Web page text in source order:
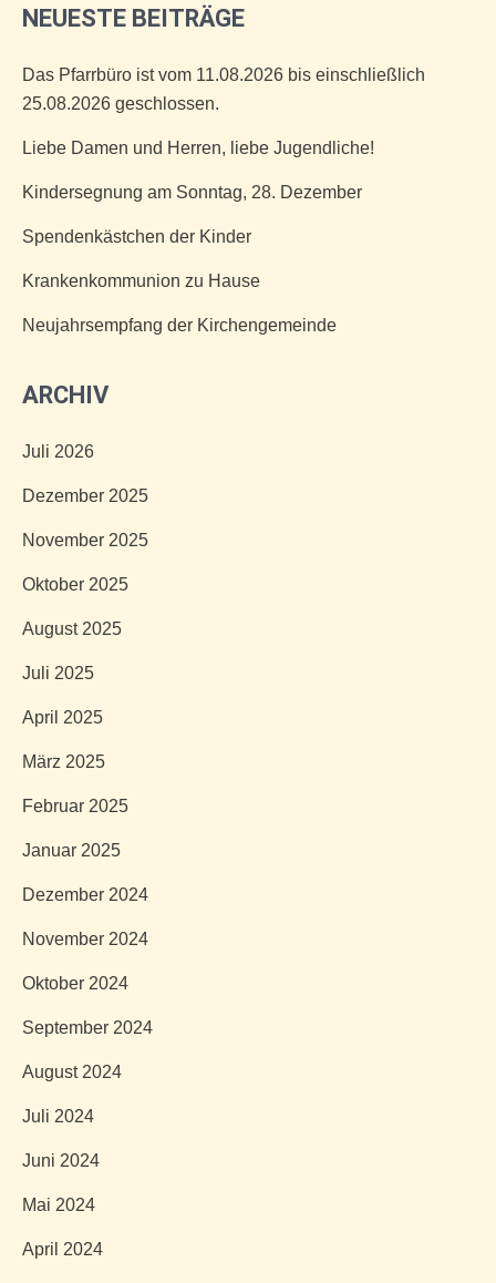
NEUESTE BEITRÄGE
Das Pfarrbüro ist vom 11.08.2026 bis einschließlich
25.08.2026 geschlossen.
Liebe Damen und Herren, liebe Jugendliche!
Kindersegnung am Sonntag, 28. Dezember
Spendenkästchen der Kinder
Krankenkommunion zu Hause
Neujahrsempfang der Kirchengemeinde
ARCHIV
Juli 2026
Dezember 2025
November 2025
Oktober 2025
August 2025
Juli 2025
April 2025
März 2025
Februar 2025
Januar 2025
Dezember 2024
November 2024
Oktober 2024
September 2024
August 2024
Juli 2024
Juni 2024
Mai 2024
April 2024